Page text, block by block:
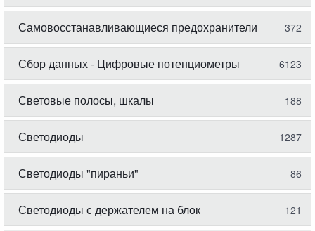
Самовосстанавливающиеся предохранители 372
Сбор данных - Цифровые потенциометры 6123
Световые полосы, шкалы 188
Светодиоды 1287
Светодиоды "пираньи" 86
Светодиоды с держателем на блок 121